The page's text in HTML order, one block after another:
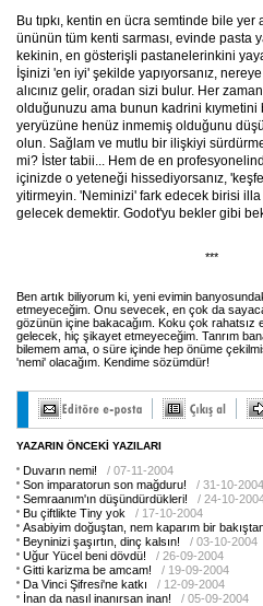
Bu tıpkı, kentin en ücra semtinde bile
ününün tüm kenti sarması, evinde pasta
kekinin, en gösterişli pastanelerinkini
İşinizi 'en iyi' şekilde yapıyorsanız,
alıcınız gelir, oradan sizi bulur. Her
olduğunuzu ama bunun kadrini kıymetini
yeryüzüne henüz inmemiş olduğunu
olun. Sağlam ve mutlu bir ilişkiyi
mi? İster tabii... Hem de en
içinizde o yeteneği hissediyorsanız,
yitirmeyin. 'Neminizi' fark edecek birisi
gelecek demektir. Godot'yu bekler gibi
***
Ben artık biliyorum ki, yeni evimin
etmeyeceğim. Onu sevecek, en çok da
gözünün içine bakacağım. Koku çok rahatsız
gelecek, hiç şikayet etmeyeceğim. Tanrım
bilemem ama, o süre içinde hep önüme
'nemi' olacağım. Kendime sözümdür!
YAZARIN ÖNCEKİ YAZILARI
Duvarın nemi!
/ 07-11-2004
Son imparatorun son mağduru!
/ 31-10-2004
Semraanım'ın düşündürdükleri!
/ 24-10-
Bu çiftlikte Tiny yok
/ 17-10-2004
Asabiyim doğuştan, nem kaparım bir
Beyninizi şaşırtın, dinç kalsın!
/ 03-10-2004
Uğur Yücel beni dövdü!
/ 26-09-2004
Gitti karizma be amcam!
/ 19-09-2004
Da Vinci Şifresi'ne katkı
/ 12-09-2004
İnan da nasıl inanırsan inan!
/ 05-09-2004